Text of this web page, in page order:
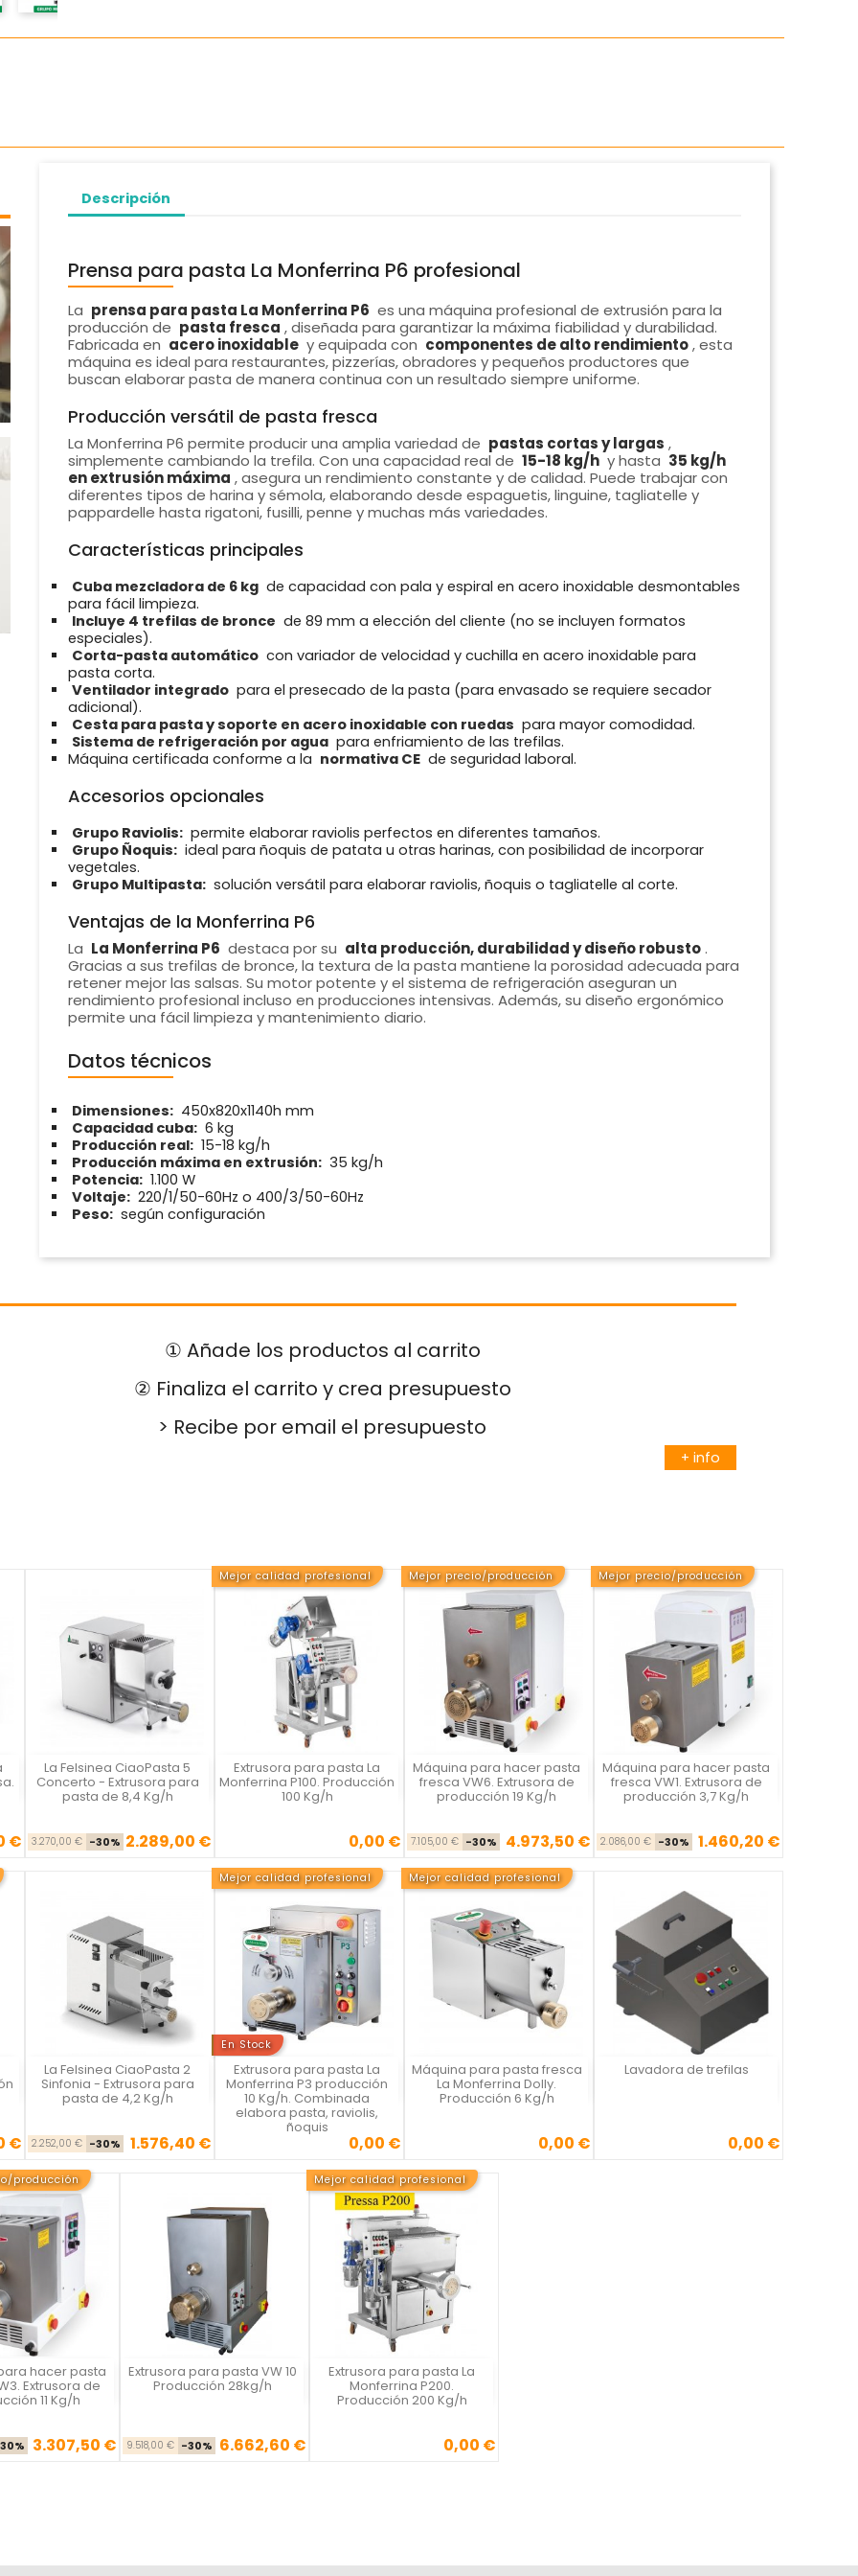
Descripción
Prensa para pasta La Monferrina P6 profesional
La prensa para pasta La Monferrina P6 es una máquina profesional de extrusión para la
producción de pasta fresca , diseñada para garantizar la máxima fiabilidad y durabilidad.
Fabricada en acero inoxidable y equipada con componentes de alto rendimiento , esta
máquina es ideal para restaurantes, pizzerías, obradores y pequeños productores que
buscan elaborar pasta de manera continua con un resultado siempre uniforme.
Producción versátil de pasta fresca
La Monferrina P6 permite producir una amplia variedad de pastas cortas y largas ,
simplemente cambiando la trefila. Con una capacidad real de 15-18 kg/h y hasta 35 kg/h
en extrusión máxima , asegura un rendimiento constante y de calidad. Puede trabajar con
diferentes tipos de harina y sémola, elaborando desde espaguetis, linguine, tagliatelle y
pappardelle hasta rigatoni, fusilli, penne y muchas más variedades.
Características principales
Cuba mezcladora de 6 kg de capacidad con pala y espiral en acero inoxidable desmontables
para fácil limpieza.
Incluye 4 trefilas de bronce de 89 mm a elección del cliente (no se incluyen formatos
especiales).
Corta-pasta automático con variador de velocidad y cuchilla en acero inoxidable para
pasta corta.
Ventilador integrado para el presecado de la pasta (para envasado se requiere secador
adicional).
Cesta para pasta y soporte en acero inoxidable con ruedas para mayor comodidad.
Sistema de refrigeración por agua para enfriamiento de las trefilas.
Máquina certificada conforme a la normativa CE de seguridad laboral.
Accesorios opcionales
Grupo Raviolis: permite elaborar raviolis perfectos en diferentes tamaños.
Grupo Ñoquis: ideal para ñoquis de patata u otras harinas, con posibilidad de incorporar
vegetales.
Grupo Multipasta: solución versátil para elaborar raviolis, ñoquis o tagliatelle al corte.
Ventajas de la Monferrina P6
La La Monferrina P6 destaca por su alta producción, durabilidad y diseño robusto .
Gracias a sus trefilas de bronce, la textura de la pasta mantiene la porosidad adecuada para
retener mejor las salsas. Su motor potente y el sistema de refrigeración aseguran un
rendimiento profesional incluso en producciones intensivas. Además, su diseño ergonómico
permite una fácil limpieza y mantenimiento diario.
Datos técnicos
Dimensiones: 450x820x1140h mm
Capacidad cuba: 6 kg
Producción real: 15-18 kg/h
Producción máxima en extrusión: 35 kg/h
Potencia: 1.100 W
Voltaje: 220/1/50-60Hz o 400/3/50-60Hz
Peso: según configuración
① Añade los productos al carrito
② Finaliza el carrito y crea presupuesto
> Recibe por email el presupuesto
+ info
€
La Felsinea CiaoPasta 5
Concerto - Extrusora para
pasta de 8,4 Kg/h
Precio base
3.270,00 € -30% Precio
2.289,00 €

Vista rápida
Mejor calidad profesional
Extrusora para pasta La
Monferrina P100. Producción
100 Kg/h
Precio0,00 €

Vista rápida
Mejor precio/producción
Máquina para hacer pasta
fresca VW6. Extrusora de
producción 19 Kg/h
Precio base
7.105,00 € -30% Precio
4.973,50 €

Vista rápida
Mejor precio/producción
Máquina para hacer pasta
fresca VW1. Extrusora de
producción 3,7 Kg/h
Precio base
2.086,00 € -30% Precio
1.460,20 €

Vista rápida
€
La Felsinea CiaoPasta 2
Sinfonia - Extrusora para
pasta de 4,2 Kg/h
Precio base
2.252,00 € -30% Precio
1.576,40 €

Vista rápida
Mejor calidad profesional
En Stock
Extrusora para pasta La
Monferrina P3 producción
10 Kg/h. Combinada
elabora pasta, raviolis,
ñoquis
Precio0,00 €

Vista rápida
Mejor calidad profesional
Máquina para pasta fresca
La Monferrina Dolly.
Producción 6 Kg/h
Precio0,00 €

Vista rápida Lavadora de trefilas
Precio0,00 €
Vista rápida
producción
hacer pasta
Extrusora de
11 Kg/h
Precio base
Precio
3.307,50 €

rápida Extrusora para pasta VW 10
Producción 28kg/h
Precio base
9.518,00 € -30% Precio
6.662,60 €

Vista rápida
Mejor calidad profesional
Extrusora para pasta La
Monferrina P200.
Producción 200 Kg/h
Precio0,00 €

Vista rápida